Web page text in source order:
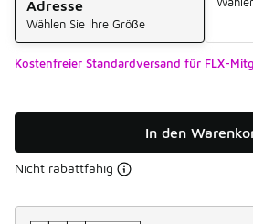
Adresse
Wählen Sie Ihre Größe
Kostenfreier Standardversand für FLX-
In den
Nicht rabattfähig